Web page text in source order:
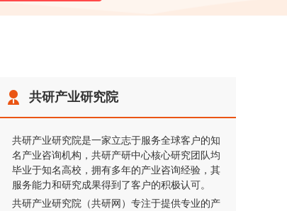
共研产业研究院
共研产业研究院是一家立志于服务全球客户的知
名产业咨询机构，共研产研中心核心研究团队均
毕业于知名高校，拥有多年的产业咨询经验，其
服务能力和研究成果得到了客户的积极认可。
共研产业研究院（共研网）专注于提供专业的产